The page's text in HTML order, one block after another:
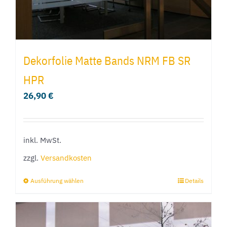
gewählt
Dekorfolie Matte Bands NRM FB SR
HPR
26,90€
inkl. MwSt.
zzgl. Versandkosten
Ausführung wählen Details